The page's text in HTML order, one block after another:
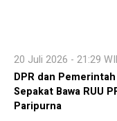
20 Juli 2026 - 21:29
DPR dan Pemerintah
Sepakat Bawa RUU
Paripurna